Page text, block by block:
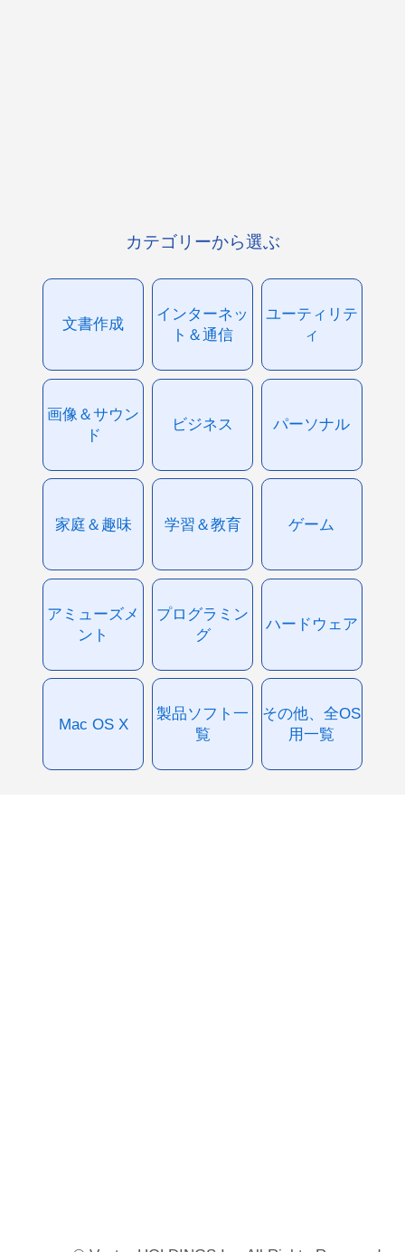
カテゴリーから選ぶ
文書作成
インターネッ
ト＆通信
ユーティリテ
ィ
画像＆サウン
ド
ビジネス パーソナル
家庭＆趣味 学習＆教育 ゲーム
アミューズメ
ント
プログラミン
グ
ハードウェア
Mac OS X
製品ソフト一
覧
その他、全OS
用一覧